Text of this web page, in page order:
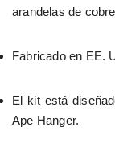
arandelas de cobre
Fabricado en EE.
El kit está
Ape Hanger.